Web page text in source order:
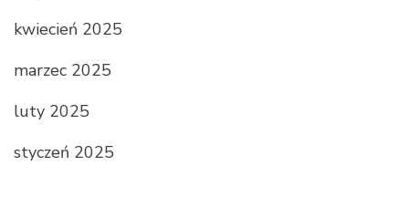
kwiecień 2025
marzec 2025
luty 2025
styczeń 2025